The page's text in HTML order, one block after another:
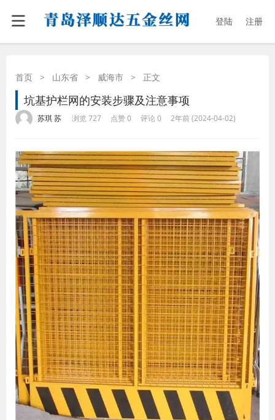
登陆 注册
首页 > 山东省 > 威海市 > 正文
坑基护栏网的安装步骤及注意事项
苏琪 苏 浏览 727 点赞 0 评论 0 2年前 (2024-04-02)